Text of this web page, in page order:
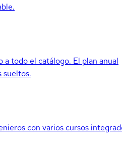
a todo el catálogo. El plan anual
sueltos.
con varios cursos